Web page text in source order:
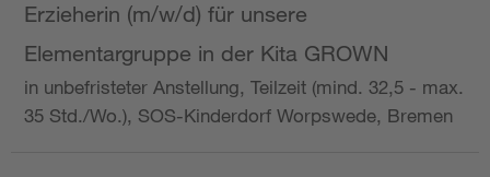
Erzieherin (m/w/d) für unsere
Elementargruppe in der Kita GROWN
in unbefristeter Anstellung, Teilzeit (mind. 32,5 - max.
35 Std./Wo.), SOS-Kinderdorf Worpswede, Bremen